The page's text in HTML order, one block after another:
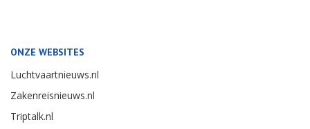
ONZE WEBSITES
Luchtvaartnieuws.nl
Zakenreisnieuws.nl
Triptalk.nl